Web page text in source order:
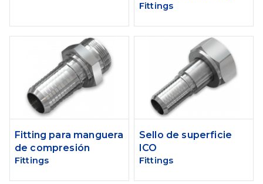
Fittings
Fitting para manguera
de compresión
Fittings
Sello de superficie
ICO
Fittings